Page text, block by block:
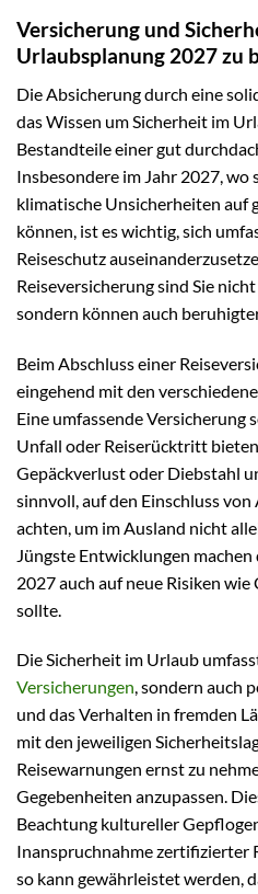
Versicherung und
Urlaubsplanung 2027 zu
Die Absicherung durch eine
das Wissen um Sicherheit im
Bestandteile einer gut
Insbesondere im Jahr 2027, wo
klimatische Unsicherheiten auf
können, ist es wichtig, sich
Reiseschutz
Reiseversicherung sind Sie
sondern können auch
Beim Abschluss einer
eingehend mit den
Eine umfassende Versicherung
Unfall oder Reiserücktritt
Gepäckverlust oder Diebstahl
sinnvoll, auf den Einschluss
achten, um im Ausland nicht
Jüngste Entwicklungen
2027 auch auf neue Risiken
sollte.
Die Sicherheit im Urlaub
Versicherungen, sondern auch
und das Verhalten in fremden
mit den jeweiligen
Reisewarnungen ernst zu
Gegebenheiten anzupassen.
Beachtung kultureller
Inanspruchnahme zertifizierter
so kann gewährleistet werden,